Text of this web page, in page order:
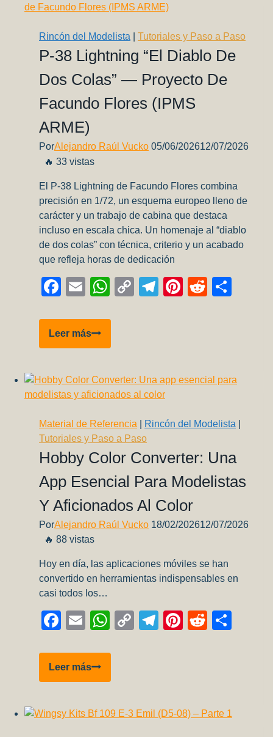
Rincón del Modelista Tutoriales y Paso a Paso
P‑38 Lightning “El Diablo De
Dos Colas” — Proyecto De
Facundo Flores (IPMS
ARME)
PorAlejandro Raúl Vucko 05/06/202612/07/2026
🔥 33 vistas
El P‑38 Lightning de Facundo Flores combina
precisión en 1/72, un esquema europeo lleno de
carácter y un trabajo de cabina que destaca
incluso en escala chica. Un homenaje al “diablo
de dos colas” con técnica, criterio y un acabado
que refleja horas de dedicación
Facebook
EmailWhatsApp
CopyTelegram
Pinterest
Reddit
Leer másP‑38
Lightning
Diablo
de
Colas”
—
Proyecto
de
Facundo
(IPMS
ARME)
Material de Referencia Rincón del Modelista
Tutoriales y Paso a Paso
Hobby Color Converter: Una
App Esencial Para Modelistas
Y Aficionados Al Color
PorAlejandro Raúl Vucko 18/02/202612/07/2026
🔥 88 vistas
Hoy en día, las aplicaciones móviles se han
convertido en herramientas indispensables en
casi todos los…
Facebook
EmailWhatsApp
CopyTelegram
Pinterest
Reddit
Leer másHobby
Color
Una